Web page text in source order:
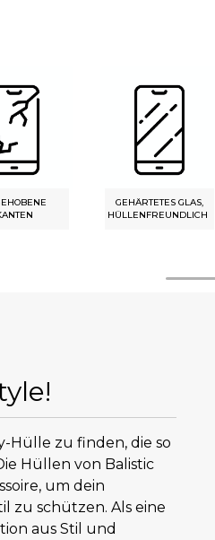
GEHÄRTETES GLAS,
HÜLLENFREUNDLICH
Hülle zu finden, die so
Hüllen von Balistic
um dein
zu schützen. Als eine
aus Stil und